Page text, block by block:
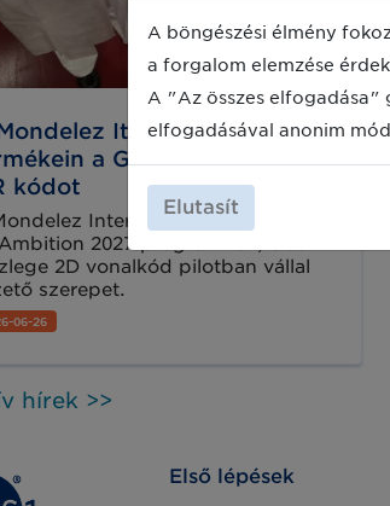
Italia teszteli a
a GS1 szabványos
kódot
International csatlakozott
2027 programhoz, olasz
2D vonalkód pilotban vállal
szerepet.
06-26
hírek >>
Első lépések
A böngészési élmény
a forgalom elemzése
A "Az összes elfogadása"
elfogadásával anonim
Elutasít